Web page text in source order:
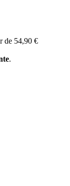
de 54,90 €
.